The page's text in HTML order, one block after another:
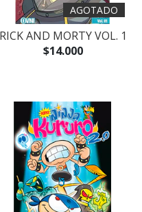
AGOTADO
RICK AND MORTY VOL. 1
$14.000